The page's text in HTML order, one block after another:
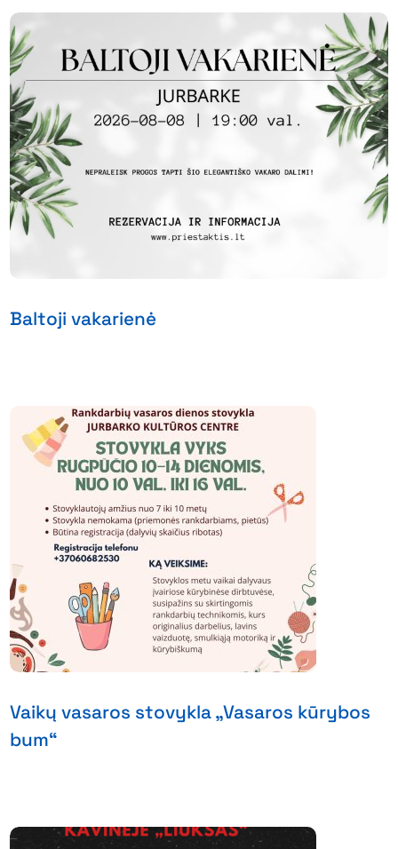
Baltoji vakarienė
Vaikų vasaros stovykla „Vasaros kūrybos
bum“